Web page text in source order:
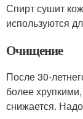
Спирт сушит
используются
Очищение
После 30-
более
снижается.